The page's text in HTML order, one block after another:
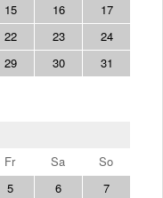
15 16
17
22 23
24
29 30 31
Fr Sa
So
5 6
7